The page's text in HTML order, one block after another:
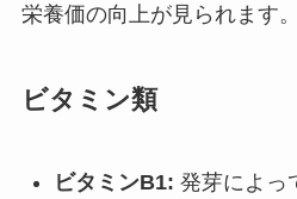
栄養価の向上が見られます。
ビタミン類
ビタミンB1: 発芽によっ